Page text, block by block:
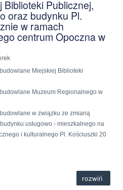
Publicznej,
oraz budynku Pl.
w ramach
centrum Opoczna w
Miejskiej Biblioteki
Muzeum Regionalnego w
w związku ze zmianą
usługowo - mieszkalnego na
i kulturalnego Pl. Kościuszki 20
rozwiń